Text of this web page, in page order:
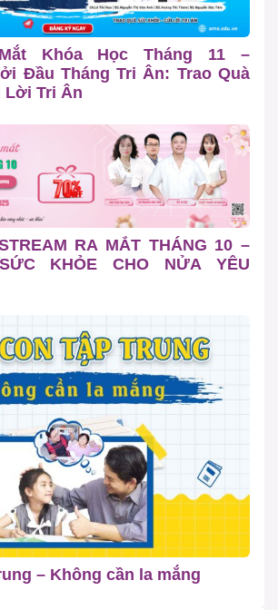
Khóa Học Tháng 11 –
Đầu Tháng Tri Ân: Trao Quà
Lời Tri Ân
RA MẮT THÁNG 10 –
KHỎE CHO NỬA YÊU
– Không cần la mắng